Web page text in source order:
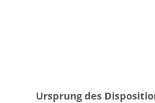
Ursprung des